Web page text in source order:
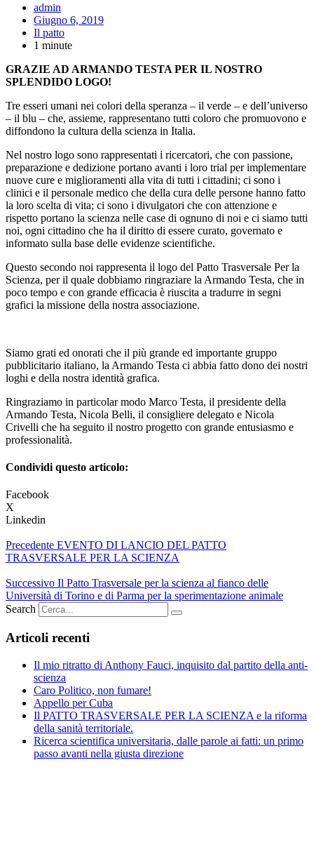
admin
Giugno 6, 2019
Il patto
1 minute
GRAZIE AD ARMANDO TESTA PER IL NOSTRO
SPLENDIDO LOGO!
Tre esseri umani nei colori della speranza – il verde – e dell’universo
– il blu – che, assieme, rappresentano tutti coloro che promuovono e
diffondono la cultura della scienza in Italia.
Nel nostro logo sono rappresentati i ricercatori, che con passione,
preparazione e dedizione portano avanti i loro trial per implementare
nuove cure e miglioramenti alla vita di tutti i cittadini; ci sono i
clinici e il personale medico che della cura delle persone hanno fatto
la loro scelta di vita; ci sono i divulgatori che con attenzione e
rispetto portano la scienza nelle case di ognuno di noi e ci siamo tutti
noi, ogni cittadino che ha il diritto di essere curato, governato e
informato sulla base delle evidenze scientifiche.
Questo secondo noi rappresenta il logo del Patto Trasversale Per la
Scienza, per il quale dobbiamo ringraziare la Armando Testa, che in
poco tempo e con grande efficacia è riuscita a tradurre in segni
grafici la missione della nostra associazione.
Siamo grati ed onorati che il più grande ed importante gruppo
pubblicitario italiano, la Armando Testa ci abbia fatto dono dei nostri
loghi e della nostra identità grafica.
Ringraziamo in particolar modo Marco Testa, il presidente della
Armando Testa, Nicola Belli, il consigliere delegato e Nicola
Crivelli che ha seguito il nostro progetto con grande entusiasmo e
professionalità.
Condividi questo articolo:
Facebook
X
Linkedin
Precedente EVENTO DI LANCIO DEL PATTO
TRASVERSALE PER LA SCIENZA
Successivo Il Patto Trasversale per la scienza al fianco delle
Università di Torino e di Parma per la sperimentazione animale
Search
Articoli recenti
Il mio ritratto di Anthony Fauci, inquisito dal partito della anti-
scienza
Caro Politico, non fumare!
Appello per Cuba
Il PATTO TRASVERSALE PER LA SCIENZA e la riforma
della sanità territoriale.
Ricerca scientifica universitaria, dalle parole ai fatti: un primo
passo avanti nella giusta direzione